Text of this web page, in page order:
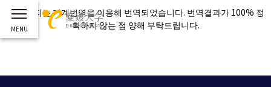
이 페이지는 기계번역을 이용해 번역되었습니다. 번역결과가 100% 정
확하지 않는 점 양해 부탁드립니다.